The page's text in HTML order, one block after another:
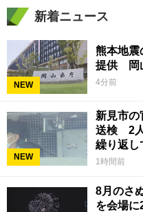
新着ニュース
NEW
熊本地震
提供 岡
4分前
NEW
新見市
送検 2
繰り返
1時間前
8月のさ
を会場